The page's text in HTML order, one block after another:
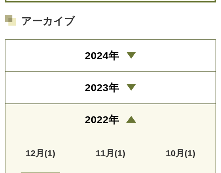
アーカイブ
2024年
2023年
2022年
12月(1) 11月(1) 10月(1)